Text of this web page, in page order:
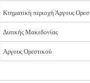
Κτηματική περιοχή Άργους
Δυτικής Μακεδονίας
Αργους Ορεστικού